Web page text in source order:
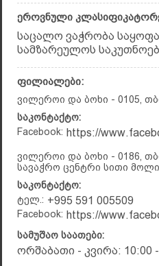
ეროვნული
საცალო ვაჭრობა
სამზარეულოს
ფილიალები:
ვილეროი და ბოხი - 0105,
საკონტაქტო:
Facebook: https://
ვილეროი და ბოხი - 0186,
სავაჭრო ცენტრი სითი მოლი
საკონტაქტო:
ტელ.: +995 591 005509
Facebook: https://
სამუშაო საათები:
ორშაბათი - კვირა: 10:00